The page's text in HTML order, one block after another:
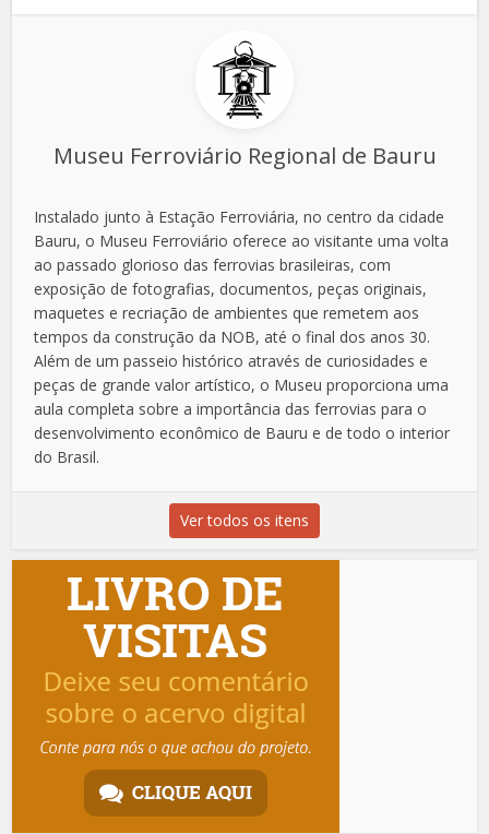
Museu Ferroviário Regional de Bauru
Instalado junto à Estação Ferroviária, no centro da cidade
Bauru, o Museu Ferroviário oferece ao visitante uma volta
ao passado glorioso das ferrovias brasileiras, com
exposição de fotografias, documentos, peças originais,
maquetes e recriação de ambientes que remetem aos
tempos da construção da NOB, até o final dos anos 30.
Além de um passeio histórico através de curiosidades e
peças de grande valor artístico, o Museu proporciona uma
aula completa sobre a importância das ferrovias para o
desenvolvimento econômico de Bauru e de todo o interior
do Brasil.
Ver todos os itens